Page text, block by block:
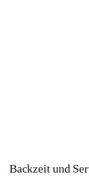
Backzeit und